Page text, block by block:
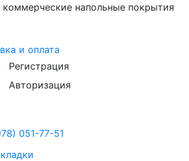
напольные покрытия
и оплата
Регистрация
Авторизация
051-77-51